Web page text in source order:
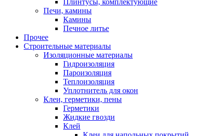
Печи, камины
Камины
Печное литье
Прочее
Строительные материалы
Изоляционные материалы
Гидроизоляция
Пароизоляция
Теплоизоляция
Уплотнитель для окон
Клеи, герметики, пены
Герметики
Жидкие гвозди
Клей